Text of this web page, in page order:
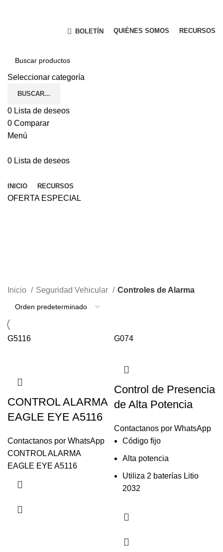
BOLETÍN QUIÉNES SOMOS RECURSOS
Seleccionar categoría
BUSCAR...
0 Lista de deseos
0 Comparar
Menú
0 Lista de deseos
INICIO RECURSOS
OFERTA ESPECIAL
Inicio Seguridad Vehicular Controles de Alarma
G5116
CONTROL ALARMA
EAGLE EYE A5116
Contactanos por WhatsApp
CONTROL ALARMA
EAGLE EYE A5116
G074
Control de Presencia
de Alta Potencia
Contactanos por WhatsApp
Código fijo
Alta potencia
Utiliza 2 baterías Litio
2032